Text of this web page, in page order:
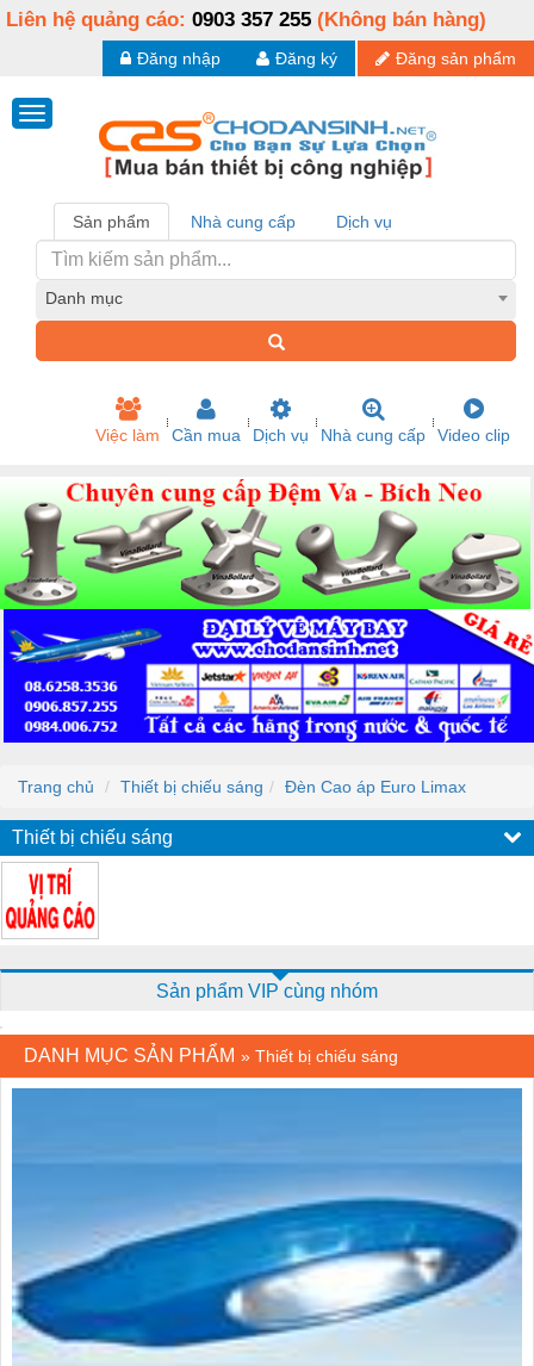
Liên hệ quảng cáo: 0903 357 255 (Không bán hàng)
Đăng sản phẩm
Đăng ký
Đăng nhập
Sản phẩm Nhà cung cấp Dịch vụ
Danh mục
Việc làm Cần mua Dịch vụ Nhà cung cấp Video clip
Trang chủ Thiết bị chiếu sáng Đèn Cao áp Euro Limax
Thiết bị chiếu sáng
Sản phẩm VIP cùng nhóm
DANH MỤC SẢN PHẨM » Thiết bị chiếu sáng